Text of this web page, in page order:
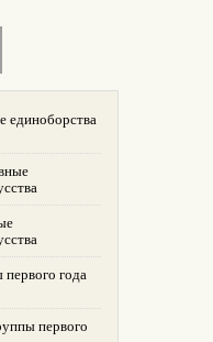
единоборства
года
первого